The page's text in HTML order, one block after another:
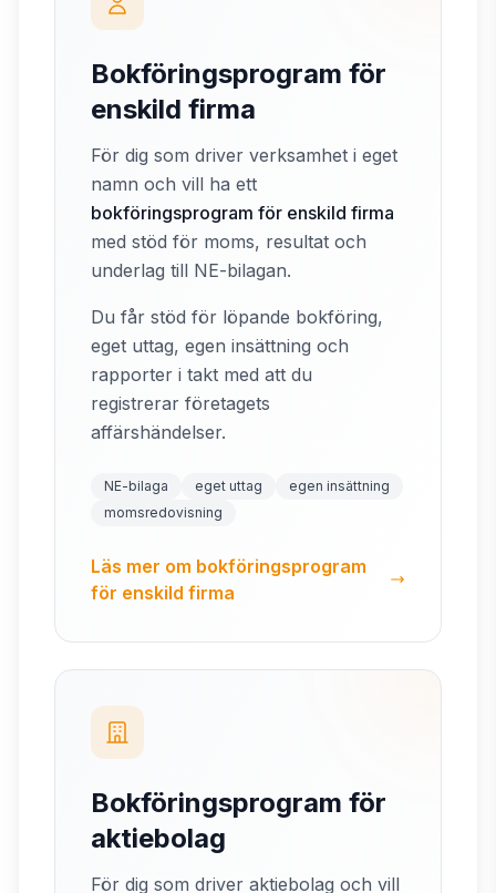
Bokföringsprogram för
enskild firma
För dig som driver verksamhet i eget
namn och vill ha ett
bokföringsprogram för enskild firma
med stöd för moms, resultat och
underlag till NE-bilagan.
Du får stöd för löpande bokföring,
eget uttag, egen insättning och
rapporter i takt med att du
registrerar företagets
affärshändelser.
NE-bilaga eget uttag
egen insättning
momsredovisning
Läs mer om bokföringsprogram
för enskild firma
Bokföringsprogram för
aktiebolag
För dig som driver aktiebolag och vill